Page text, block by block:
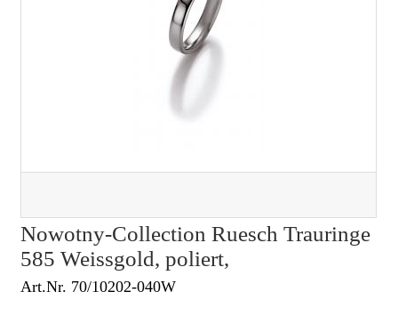
Nowotny-Collection Ruesch Trauringe
585 Weissgold, poliert,
Art.Nr. 70/10202-040W